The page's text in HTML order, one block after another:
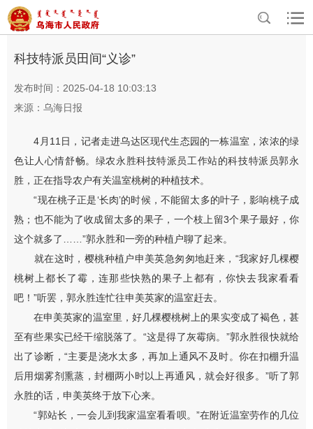
首页>资讯中心 > 乌海要闻
科技特派员田间“义诊”
发布时间：2025-04-18 10:03:13
来源：乌海日报
4月11日，记者走进乌达区现代生态园的一栋温室，浓浓的绿
色让人心情舒畅。绿农永胜科技特派员工作站的科技特派员郭永
胜，正在指导农户有关温室桃树的种植技术。
“现在桃子正是‘长肉’的时候，不能留太多的叶子，影响桃子成
熟；也不能为了收成留太多的果子，一个枝上留3个果子最好，你
这个就多了……”郭永胜和一旁的种植户聊了起来。
就在这时，樱桃种植户申美英急匆匆地赶来，“我家好几棵樱
桃树上都长了霉，连那些快熟的果子上都有，你快去我家看看
吧！”听罢，郭永胜连忙往申美英家的温室赶去。
在申美英家的温室里，好几棵樱桃树上的果实变成了褐色，甚
至有些果实已经干缩脱落了。“这是得了灰霉病。”郭永胜很快就给
出了诊断，“主要是浇水太多，再加上通风不及时。你在扣棚升温
后用烟雾剂熏蒸，封棚两小时以上再通风，就会好很多。”听了郭
永胜的话，申美英终于放下心来。
“郭站长，一会儿到我家温室看看呗。”在附近温室劳作的几位